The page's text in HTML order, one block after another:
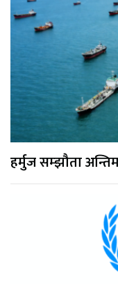
हर्मुज सम्झौता